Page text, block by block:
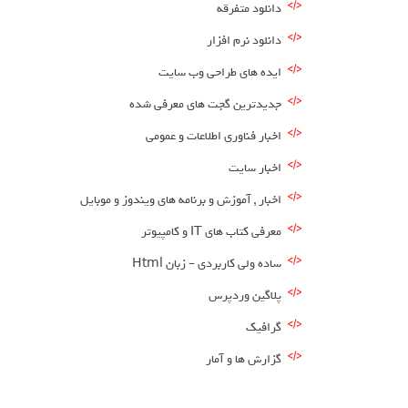
دانلود متفرقه
دانلود نرم افزار
ایده های طراحی وب سایت
جدیدترین گجت های معرفی شده
اخبار فناوری اطلاعات و عمومی
اخبار سایت
اخبار , آموزش و برنامه های ویندوز و موبایل
معرفی کتاب های IT و کامپیوتر
ساده ولی کاربردی – زبان Html
پلاگین وردپرس
گرافیک
گزارش ها و آمار